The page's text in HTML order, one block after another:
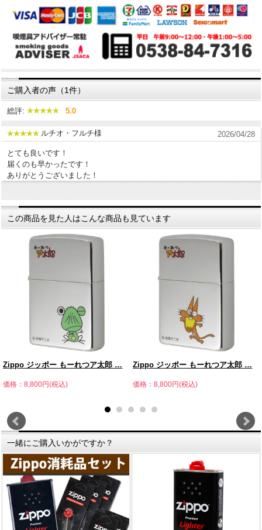
ご購入者の声（1件）
総評: 5.0
ルチオ・フルチ様 2026/04/28
とても良いです！
届くのも早かったです！
ありがとうございました！
この商品を見た人はこんな商品も見ています
Zippo ジッポー もーれつア太郎 …
価格：8,800円(税込)
Zippo ジッポー もーれつア太郎 …
価格：8,800円(税込)
一緒にご購入いかがですか？